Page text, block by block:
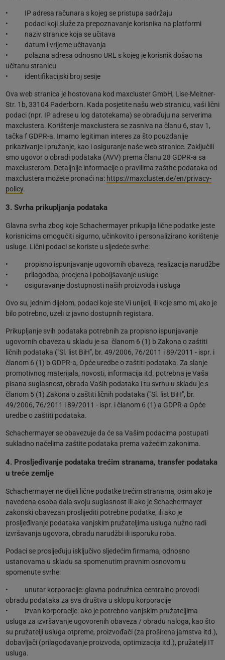
• IP adresa računara s kojeg se pristupa sadržaju
• podaci koji služe za prepoznavanje korisnika na platformi
• naziv stranice koja se učitava
• datum i vrijeme učitavanja
• polazna adresa odnosno URL s kojeg je korisnik došao na
učitanu stranicu
• identifikacijski broj sesije
Ova web stranica je hostovana kod maxcluster GmbH, Lise-Meitner-
Str. 1b, 33104 Paderborn. Kada posjetite našu web stranicu, vaši lični
podaci (npr. IP adrese u log datotekama) se obrađuju na serverima
maxclustera. Korištenje maxclustera se zasniva na članu 6, stav 1,
tačka f GDPR-a. Imamo legitiman interes za što pouzdanije
prikazivanje i pružanje, kao i osiguranje naše web stranice. Zaključili
smo ugovor o obradi podataka (AVV) prema članu 28 GDPR-a sa
maxclusterom. Detaljnije informacije o pravilima zaštite podataka od
maxclustera možete pronaći na: https://maxcluster.de/en/privacy-
policy.
3. Svrha prikupljanja podataka
Glavna svrha zbog koje Schachermayer prikuplja lične podatke jeste
korisnicima omogućiti sigurno, učinkovito i personalizirano korištenje
usluge. Lični podaci se koriste u sljedeće svrhe:
• propisno ispunjavanje ugovornih obaveza, realizacija narudžbe
• prilagodba, procjena i poboljšavanje usluge
• osiguravanje dostupnosti naših proizvoda i usluga
Ovo su, jednim dijelom, podaci koje ste Vi unijeli, ili koje smo mi, ako je
bilo potrebno, uzeli iz javno dostupnih registara.
Prikupljanje svih podataka potrebnih za propisno ispunjavanje
ugovornih obaveza u skladu je sa članom 6 (1) b Zakona o zaštiti
ličnih podataka ("Sl. list BiH", br. 49/2006, 76/2011 i 89/2011 - ispr. i
članom 6 (1) b GDPR-a, Opće uredbe o zaštiti podataka. Za slanje
promotivnog materijala, novosti, informacija itd. potrebna je Vaša
pisana suglasnost, obrada Vaših podataka i tu svrhu u skladu je s
članom 5 (1) Zakona o zaštiti ličnih podataka ("Sl. list BiH", br.
49/2006, 76/2011 i 89/2011 - ispr. i članom 6 (1) a GDPR-a Opće
uredbe o zaštiti podataka.
Schachermayer se obavezuje da će sa Vašim podacima postupati
sukladno načelima zaštite podataka prema važećim zakonima.
4. Prosljeđivanje podataka trećim stranama, transfer podataka
u treće zemlje
Schachermayer ne dijeli lične podatke trećim stranama, osim ako je
navedena osoba dala svoju suglasnost ili ako je Schachermayer
zakonski obavezan proslijediti potrebne podatke, ili ako je
prosljeđivanje podataka vanjskim pružateljima usluga nužno radi
izvršavanja ugovora, obradu narudžbi ili isporuku roba.
Podaci se prosljeđuju isključivo sljedećim firmama, odnosno
ustanovama u skladu sa spomenutim pravnim osnovom u
spomenute svrhe:
• unutar korporacije: glavna podružnica centralno provodi
obradu podataka za sva društva u sklopu korporacije
• izvan korporacije: ako je potrebno vanjskim pružateljima
usluga za izvršavanje ugovorenih obaveza / obradu naloga, kao što
su pružatelji usluga otpreme, proizvođači (za proširena jamstva itd.),
dobavljači (prilagođavanje proizvoda, optimizacija itd.), pružatelji IT
usluga.